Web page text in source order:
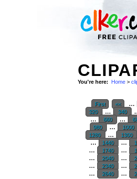
You're here: Home >
First << ...
320 ... 340
... 660 ...
980 ... 1000
1280 ... 1300
... 1440 ...
... 1740 ...
... 2040 ...
... 2340 ...
... 2640 ...